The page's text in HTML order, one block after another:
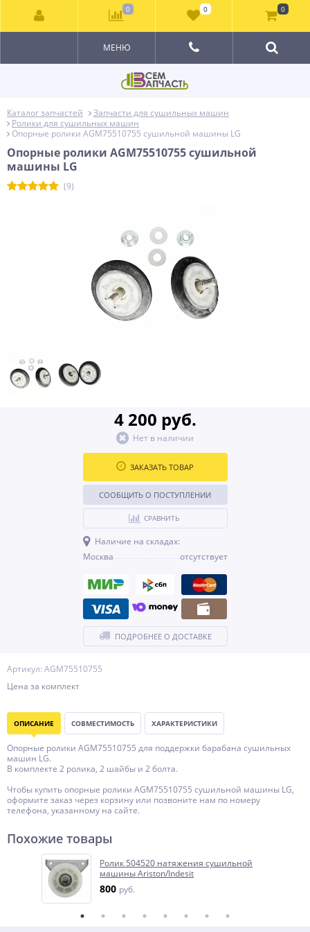
МЕНЮ
Каталог запчастей
Запчасти для сушильных машин
Ролики для сушильных машин
Опорные ролики AGM75510755 сушильной машины LG
Опорные ролики AGM75510755 сушильной
машины LG
(9)
Артикул: AGM75510755
Цена за комплект
4 200 руб.
Нет в наличии
ЗАКАЗАТЬ ТОВАР
СООБЩИТЬ О ПОСТУПЛЕНИИ
СРАВНИТЬ
Наличие на складах:
Москва
отсутствует
ПОДРОБНЕЕ О ДОСТАВКЕ
ОПИСАНИЕ СОВМЕСТИМОСТЬ ХАРАКТЕРИСТИКИ
Опорные ролики AGM75510755 для поддержки барабана сушильных
машин LG.
В комплекте 2 ролика, 2 шайбы и 2 болта.
Чтобы купить опорные ролики AGM75510755 сушильной машины LG,
оформите заказ через корзину или позвоните нам по номеру
телефона, указанному на сайте.
Похожие товары
Ролик 504520 натяжения сушильной
машины Ariston/Indesit
800 руб.
0 0 0